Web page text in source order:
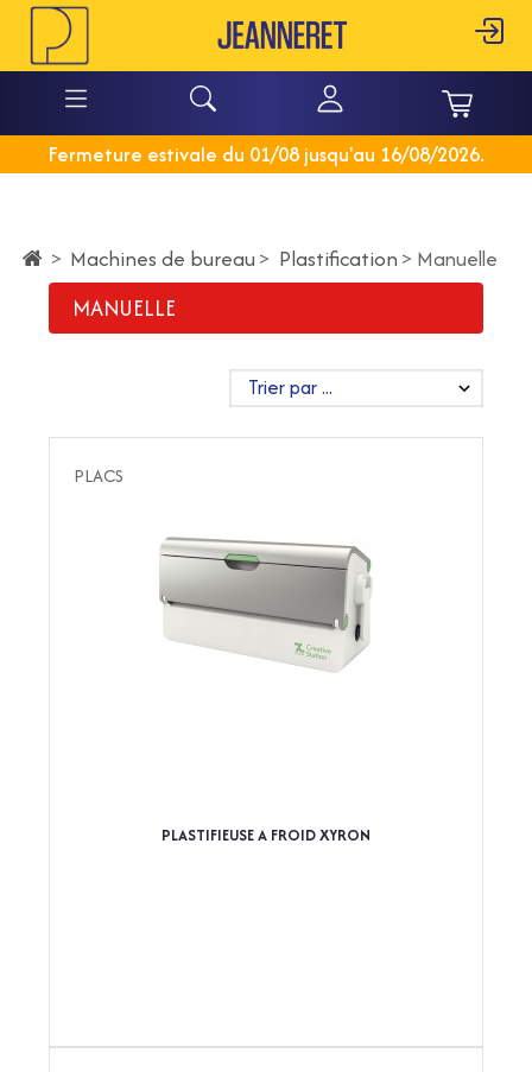
Fermeture estivale du 01/08 jusqu'au 16/08/2026.
> Machines de bureau > Plastification > Manuelle
MANUELLE
PLACS
PLASTIFIEUSE A FROID XYRON